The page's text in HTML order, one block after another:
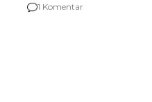
agar Dana Tidak Hangus!
1 Komentar